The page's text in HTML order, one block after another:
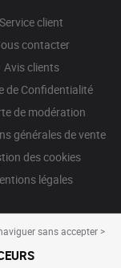
Service client
contacter
Avis clients
de Confidentialité
de modération
générales de vente
des cookies
légales
sans accepter >